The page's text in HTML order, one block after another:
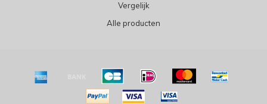
Vergelijk
Alle producten